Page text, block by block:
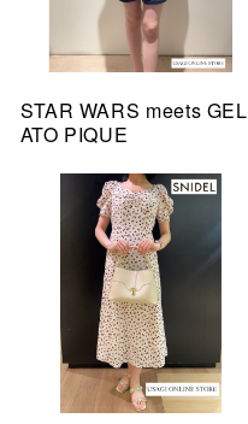
STAR WARS meets GEL
ATO PIQUE